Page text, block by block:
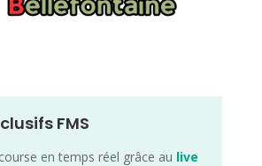
FMS
en temps réel grâce au live